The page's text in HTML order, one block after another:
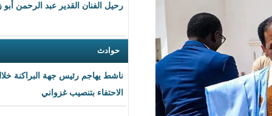
رحيل الفنان القدير عبد الرحمن أبو زهرة
حوادث
ناشط يهاجم رئيس جهة البراكنة خلال
الاحتفاء بتنصيب غزواني